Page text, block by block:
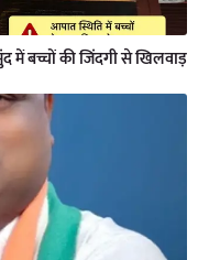
में बच्चों की जिंदगी से खिलवाड़